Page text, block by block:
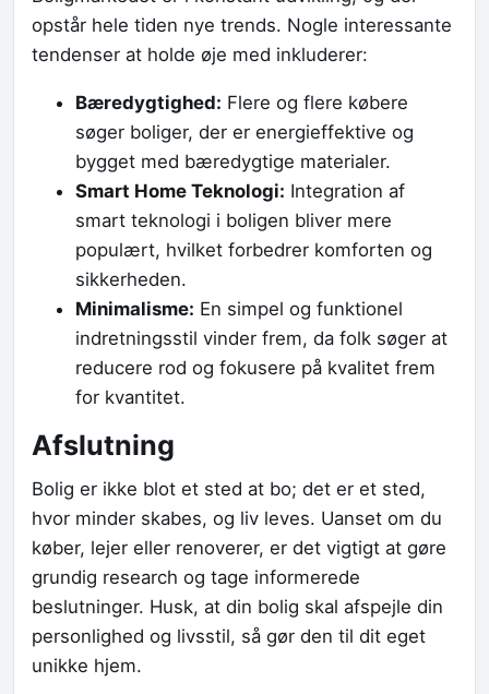
opstår hele tiden nye trends. Nogle interessante
tendenser at holde øje med inkluderer:
Bæredygtighed: Flere og flere købere
søger boliger, der er energieffektive og
bygget med bæredygtige materialer.
Smart Home Teknologi: Integration af
smart teknologi i boligen bliver mere
populært, hvilket forbedrer komforten og
sikkerheden.
Minimalisme: En simpel og funktionel
indretningsstil vinder frem, da folk søger at
reducere rod og fokusere på kvalitet frem
for kvantitet.
Afslutning
Bolig er ikke blot et sted at bo; det er et sted,
hvor minder skabes, og liv leves. Uanset om du
køber, lejer eller renoverer, er det vigtigt at gøre
grundig research og tage informerede
beslutninger. Husk, at din bolig skal afspejle din
personlighed og livsstil, så gør den til dit eget
unikke hjem.